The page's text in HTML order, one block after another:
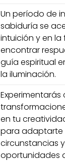
Un período de
sabiduría se
intuición y en la
encontrar
guía espiritual
la iluminación.
en tu
para adaptarte
circunstancias
oportunidades